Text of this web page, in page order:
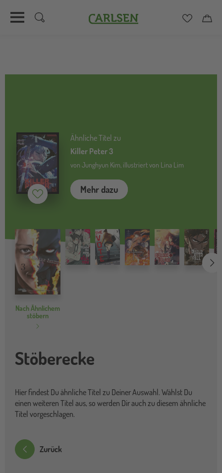
Carlsen
Ähnliche Titel zu
Killer Peter 3
von Junghyun Kim, illustriert von Lina Lim
Mehr dazu
Merken ( inaktiv)
Nach Ähnlichem
stöbern
Stöberecke
Hier findest Du ähnliche Titel zu Deiner Auswahl. Wählst Du
einen weiteren Titel aus, so werden Dir auch zu diesem ähnliche
Titel vorgeschlagen.
Zurück